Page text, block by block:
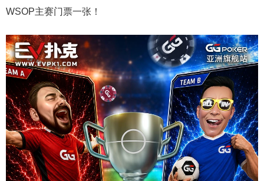
WSOP主赛门票一张！